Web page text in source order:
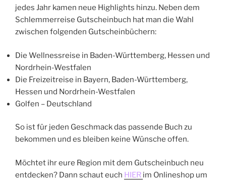
jedes Jahr kamen neue Highlights hinzu. Neben dem
Schlemmerreise Gutscheinbuch hat man die Wahl
zwischen folgenden Gutscheinbüchern:
Die Wellnessreise in Baden-Württemberg, Hessen und
Nordrhein-Westfalen
Die Freizeitreise in Bayern, Baden-Württemberg,
Hessen und Nordrhein-Westfalen
Golfen – Deutschland
So ist für jeden Geschmack das passende Buch zu
bekommen und es bleiben keine Wünsche offen.
Möchtet ihr eure Region mit dem Gutscheinbuch neu
entdecken? Dann schaut euch HIER im Onlineshop um